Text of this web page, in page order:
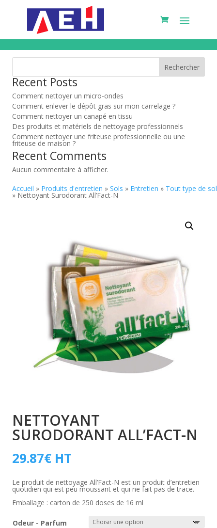
Rechercher
Recent Posts
Comment nettoyer un micro-ondes
Comment enlever le dépôt gras sur mon carrelage ?
Comment nettoyer un canapé en tissu
Des produits et matériels de nettoyage professionnels
Comment nettoyer une friteuse professionnelle ou une
friteuse de maison ?
Recent Comments
Aucun commentaire à afficher.
Accueil » Produits d'entretien » Sols » Entretien » Tout type de sol
» Nettoyant Surodorant All’Fact-N
NETTOYANT
SURODORANT ALL’FACT-N
29.87€ HT
Le produit de nettoyage All’Fact-N est un produit d’entretien
quotidien qui est peu moussant et qui ne fait pas de trace.
Emballage : carton de 250 doses de 16 ml
Odeur - Parfum